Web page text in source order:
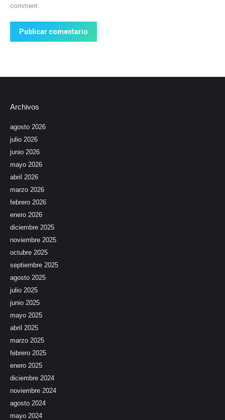
comment.
Publicar comentario
Archivos
agosto 2026
julio 2026
junio 2026
mayo 2026
abril 2026
marzo 2026
febrero 2026
enero 2026
diciembre 2025
noviembre 2025
octubre 2025
septiembre 2025
agosto 2025
julio 2025
junio 2025
mayo 2025
abril 2025
marzo 2025
febrero 2025
enero 2025
diciembre 2024
noviembre 2024
agosto 2024
mayo 2024